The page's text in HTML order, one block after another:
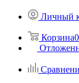
Личный
Корзина0